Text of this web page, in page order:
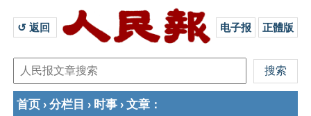
↺ 返回 电子报 正體版
首页 › 分栏目 › 时事 › 文章 ：